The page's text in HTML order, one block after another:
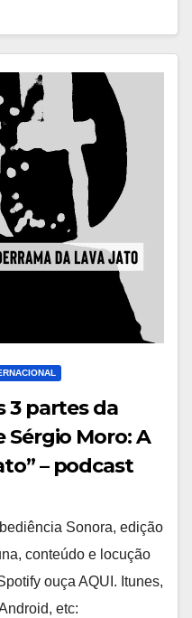
3 partes da
Sérgio Moro: A
– podcast
Sonora, edição
conteúdo e locução
ouça AQUI. Itunes,
etc: